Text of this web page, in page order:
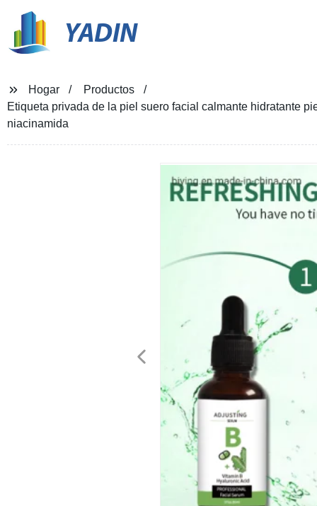
YADIN
Hogar
Productos
Etiqueta privada de la piel suero facial calmante hidratante
niacinamida